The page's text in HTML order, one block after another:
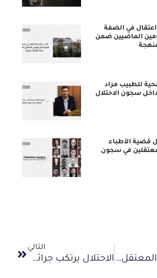
120 حالة اعتقال في الضفة
الماضيين ضمن
للطبيب مراد
سجون الاحتلال
قضية الأطباء
في سجون
استشهاد المعتقل الإداري أحمد طزازعة في سجن مجدو
التالي
الاحتلال يرتكب جرائم تعذيب ممنهجة بحق الأسرى.. والمجتمع الدولي مطالب بالتحرك العاجل